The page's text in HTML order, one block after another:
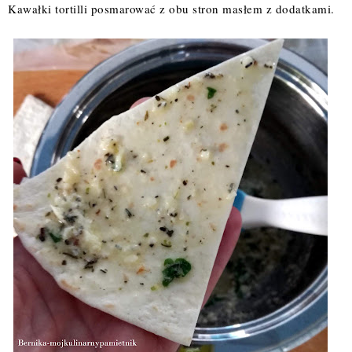
Kawałki tortilli posmarować z obu stron masłem z dodatkami.